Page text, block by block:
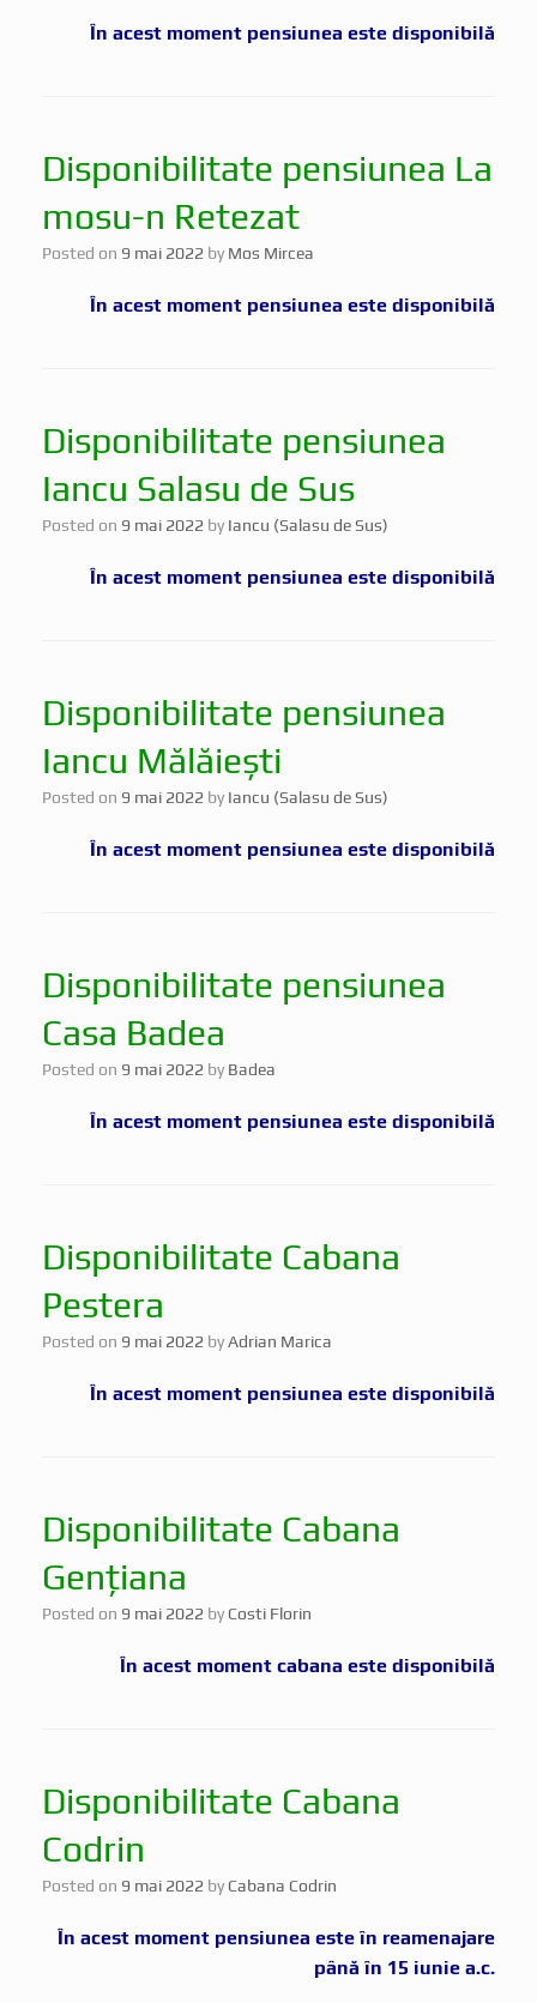
În acest moment pensiunea este disponibilă
Disponibilitate pensiunea La
mosu-n Retezat
Posted on 9 mai 2022 by Mos Mircea
În acest moment pensiunea este disponibilă
Disponibilitate pensiunea
Iancu Salasu de Sus
Posted on 9 mai 2022 by Iancu (Salasu de Sus)
În acest moment pensiunea este disponibilă
Disponibilitate pensiunea
Iancu Mălăiești
Posted on 9 mai 2022 by Iancu (Salasu de Sus)
În acest moment pensiunea este disponibilă
Disponibilitate pensiunea
Casa Badea
Posted on 9 mai 2022 by Badea
În acest moment pensiunea este disponibilă
Disponibilitate Cabana
Pestera
Posted on 9 mai 2022 byAdrian Marica
În acest moment pensiunea este disponibilă
Disponibilitate Cabana
Gențiana
Posted on 9 mai 2022 by Costi Florin
În acest moment cabana este disponibilă
Disponibilitate Cabana
Codrin
Posted on 9 mai 2022 by Cabana Codrin
În acest moment pensiunea este în reamenajare
până în 15 iunie a.c.